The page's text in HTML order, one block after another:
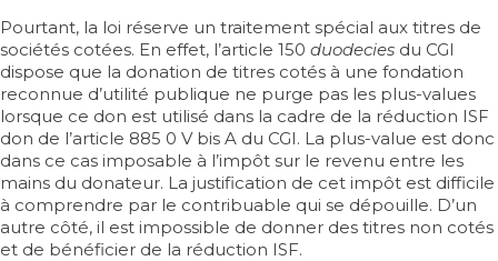
Pourtant, la loi réserve un traitement spécial aux titres de
sociétés cotées. En effet, l’article 150 duodecies du CGI
dispose que la donation de titres cotés à une fondation
reconnue d’utilité publique ne purge pas les plus-values
lorsque ce don est utilisé dans la cadre de la réduction ISF
don de l’article 885 0 V bis A du CGI. La plus-value est donc
dans ce cas imposable à l’impôt sur le revenu entre les
mains du donateur. La justification de cet impôt est difficile
à comprendre par le contribuable qui se dépouille. D’un
autre côté, il est impossible de donner des titres non cotés
et de bénéficier de la réduction ISF.